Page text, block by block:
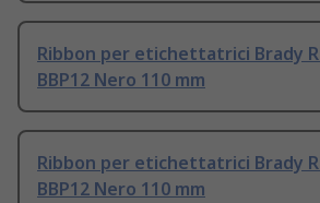
Ribbon per etichettatrici Brady
BBP12 Nero 110 mm
Ribbon per etichettatrici Brady
BBP12 Nero 110 mm